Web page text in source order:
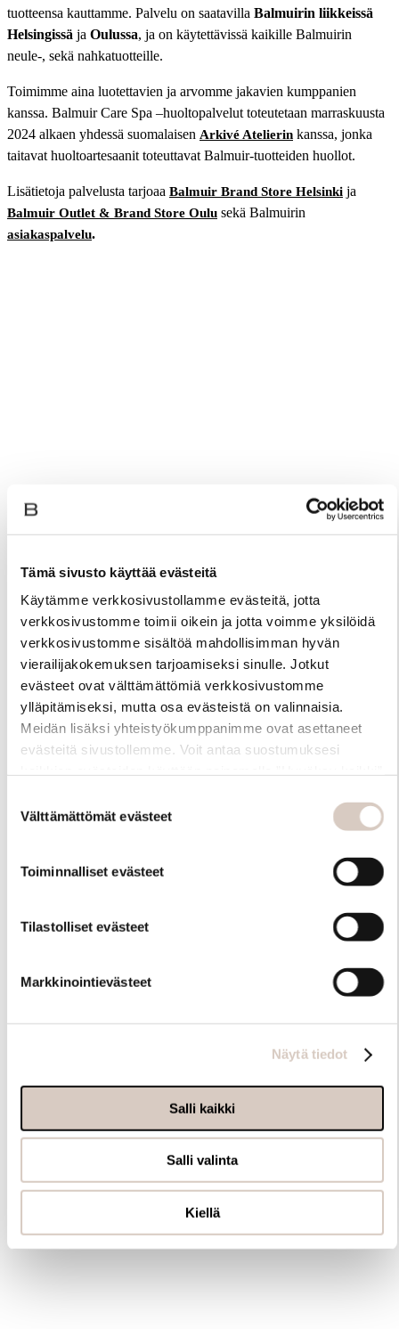
Tämä sivusto käyttää evästeitä
Käytämme verkkosivustollamme evästeitä, jotta
verkkosivustomme toimii oikein ja jotta voimme yksilöidä
verkkosivustomme sisältöä mahdollisimman hyvän
vierailijakokemuksen tarjoamiseksi sinulle. Jotkut
evästeet ovat välttämättömiä verkkosivustomme
ylläpitämiseksi, mutta osa evästeistä on valinnaisia.
Meidän lisäksi yhteistyökumppanimme ovat asettaneet
evästeitä sivustollemme. Voit antaa suostumuksesi
myöhemmin ”Evästeasetukset” -linkin kautta.
valinta
Välttämättömät evästeet
Toiminnalliset evästeet
Tilastolliset evästeet
Markkinointievästeet
Näytä tiedot
Salli kaikki
Salli valinta
Kiellä
tuotteensa kauttamme. Palvelu on saatavilla Balmuirin liikkeissä
Helsingissä ja Oulussa, ja on käytettävissä kaikille Balmuirin
neule-, sekä nahkatuotteille.
Toimimme aina luotettavien ja arvomme jakavien kumppanien
kanssa. Balmuir Care Spa –huoltopalvelut toteutetaan marraskuusta
2024 alkaen yhdessä suomalaisen Arkivé Atelierin kanssa, jonka
taitavat huoltoartesaanit toteuttavat Balmuir-tuotteiden huollot.
Lisätietoja palvelusta tarjoaa Balmuir Brand Store Helsinki ja
Balmuir Outlet & Brand Store Oulu sekä Balmuirin
asiakaspalvelu.